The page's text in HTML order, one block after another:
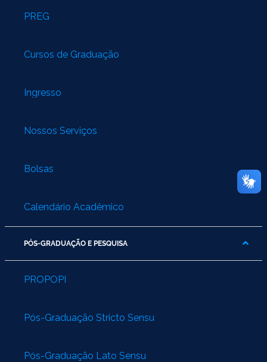
PREG
Cursos de Graduação
Ingresso
Nossos Serviços
Bolsas
Calendário Acadêmico
PÓS-GRADUAÇÃO E PESQUISA
PROPOPI
Pós-Graduação Stricto Sensu
Pós-Graduação Lato Sensu